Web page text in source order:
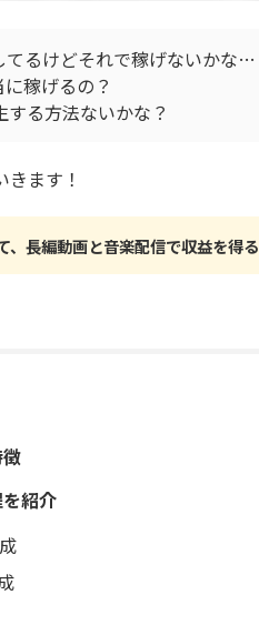
てるけどそれで稼げないかな…
に稼げるの？
する方法ないかな？
ます！
、長編動画と音楽配信で収益を得る
紹介